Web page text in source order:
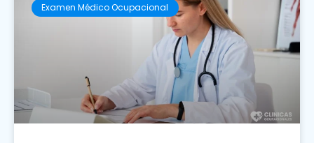
Examen Médico Ocupacional